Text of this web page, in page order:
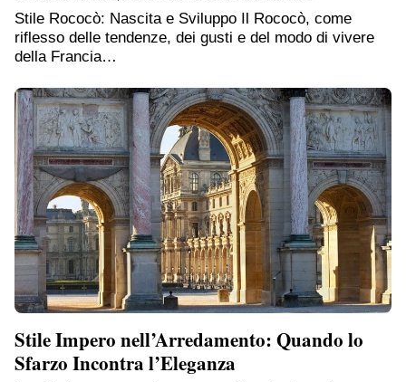
Stile Rococò: Nascita e Sviluppo Il Rococò, come
riflesso delle tendenze, dei gusti e del modo di vivere
della Francia…
Stile Impero nell’Arredamento: Quando lo
Sfarzo Incontra l’Eleganza